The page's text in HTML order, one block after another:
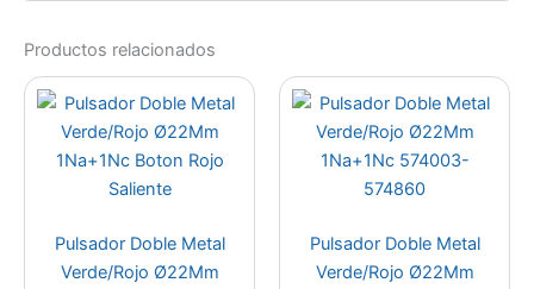
Productos relacionados
Pulsador Doble Metal
Verde/Rojo Ø22Mm
Pulsador Doble Metal
Verde/Rojo Ø22Mm